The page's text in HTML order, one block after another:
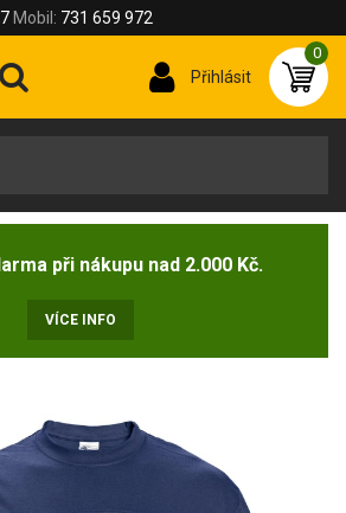
Mobil: 731 659 972
Přihlásit
0
při nákupu nad 2.000 Kč.
VÍCE INFO